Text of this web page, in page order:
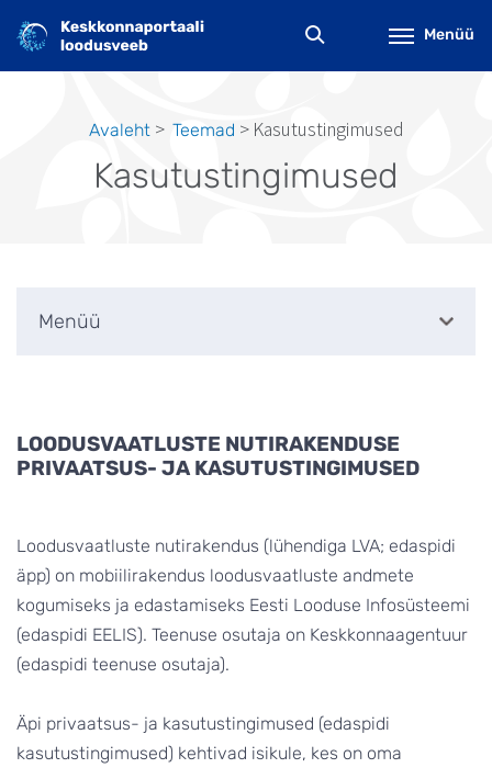
edasi
põhisisu
juurde
Menüü
Avaleht Teemad Kasutustingimused
Kasutustingimused
Menüü
LOODUSVAATLUSTE NUTIRAKENDUSE
PRIVAATSUS- JA KASUTUSTINGIMUSED
Loodusvaatluste nutirakendus (lühendiga LVA; edaspidi
äpp) on mobiilirakendus loodusvaatluste andmete
kogumiseks ja edastamiseks Eesti Looduse Infosüsteemi
(edaspidi EELIS). Teenuse osutaja on Keskkonnaagentuur
(edaspidi teenuse osutaja).
Äpi privaatsus- ja kasutustingimused (edaspidi
kasutustingimused) kehtivad isikule, kes on oma